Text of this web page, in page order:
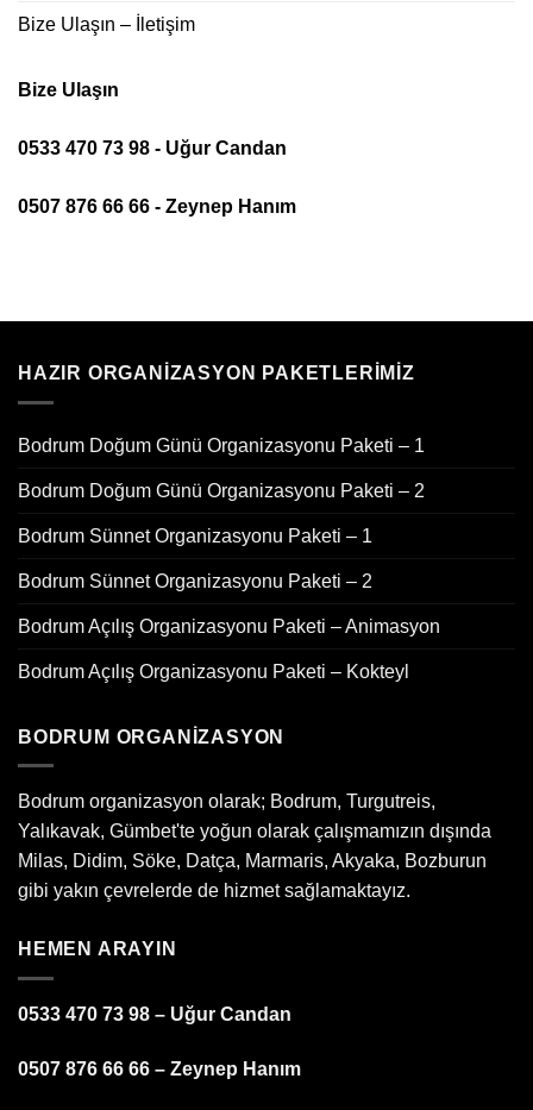
Bize Ulaşın – İletişim
Bize Ulaşın
0533 470 73 98 - Uğur Candan
0507 876 66 66 - Zeynep Hanım
HAZIR ORGANIZASYON PAKETLERIMIZ
Bodrum Doğum Günü Organizasyonu Paketi – 1
Bodrum Doğum Günü Organizasyonu Paketi – 2
Bodrum Sünnet Organizasyonu Paketi – 1
Bodrum Sünnet Organizasyonu Paketi – 2
Bodrum Açılış Organizasyonu Paketi – Animasyon
Bodrum Açılış Organizasyonu Paketi – Kokteyl
BODRUM ORGANIZASYON
Bodrum organizasyon olarak; Bodrum, Turgutreis,
Yalıkavak, Gümbet'te yoğun olarak çalışmamızın dışında
Milas, Didim, Söke, Datça, Marmaris, Akyaka, Bozburun
gibi yakın çevrelerde de hizmet sağlamaktayız.
HEMEN ARAYIN
0533 470 73 98 – Uğur Candan
0507 876 66 66 – Zeynep Hanım